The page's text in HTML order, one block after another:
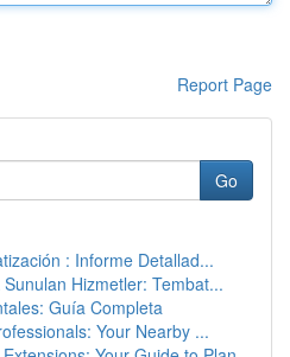
Report Page
Go
: Informe Detallad...
Hizmetler: Tembat...
Guía Completa
Your Nearby ...